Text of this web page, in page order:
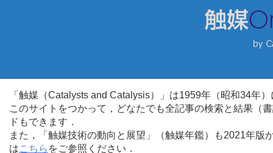
「触媒（Catalysts and Catalysis）」は1959年（昭和34年
このサイトをつかって，どなたでも全記事の検索と結果（
ドもできます．
また，「触媒技術の動向と展望」（触媒年鑑）も2021年
はこちら をご参照ください．